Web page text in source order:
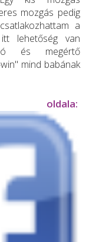
mozgás pedig
a
lehetőség van
és megértő
mind babának